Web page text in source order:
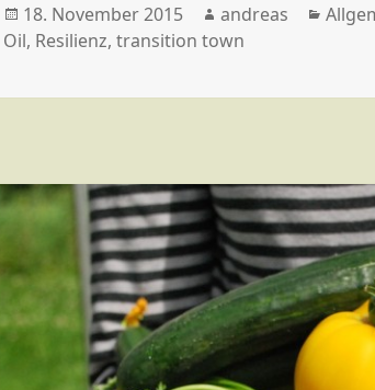
Veröffentlicht
am
18. November 2015 Autor
andreas
Oil, Resilienz,transition town